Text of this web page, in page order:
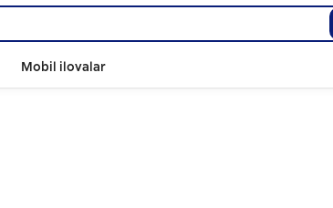
Mobil ilovalar